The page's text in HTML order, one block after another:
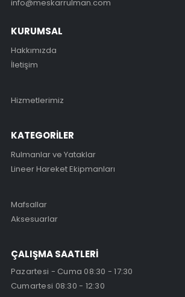
info@meskarrulman.com
KURUMSAL
Hakkımızda
İletişim
Hizmetlerimiz
KATEGORİLER
Rulmanlar ve Yataklar
Lineer Hareket Ekipmanları
Mafsallar
Aksesuarlar
ÇALIŞMA SAATLERİ
Pazartesi - Cuma 08:30 - 17:30
Cumartesi 08:30 - 12:30